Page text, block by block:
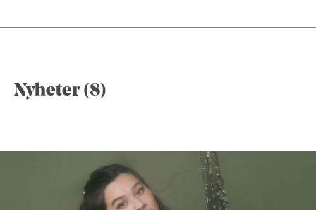
Nyheter (8)